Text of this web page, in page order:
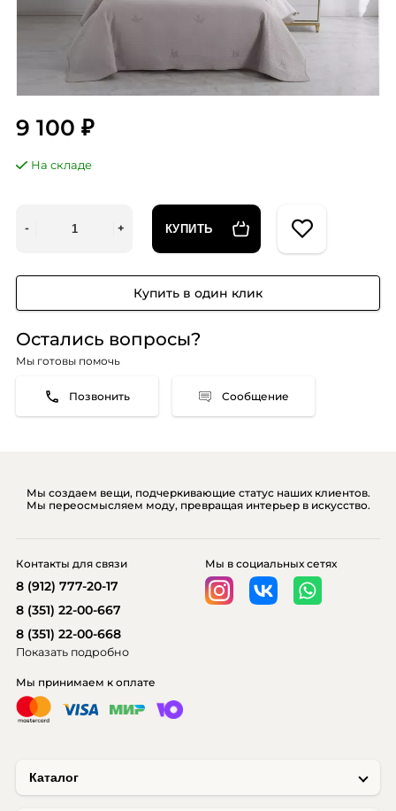
9 100 ₽
На складе
КУПИТЬ
Купить в один клик
Остались вопросы?
Мы готовы помочь
Сообщение
Мы создаем вещи, подчеркивающие статус наших клиентов.
Мы переосмысляем моду, превращая интерьер в искусство.
Каталог
Мы принимаем к оплате
Мы в социальных сетях
Контакты для связи
8 (912) 777-20-17
8 (351) 22-00-667
8 (351) 22-00-668
Показать подробно